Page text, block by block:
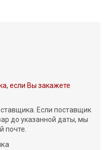
если Вы закажете
Если поставщик
до указанной даты, мы
почте.